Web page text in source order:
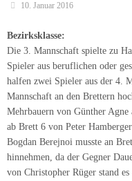
10. Januar 2016
Bezirksklasse:
Die 3. Mannschaft spielte zu
Spieler aus beruflichen oder
halfen zwei Spieler aus der 4.
Mannschaft an den Brettern
Mehrbauern von Günther Agne
ab Brett 6 von Peter
Bogdan Berejnoi musste an
hinnehmen, da der Gegner
von Christopher Rüger stand es